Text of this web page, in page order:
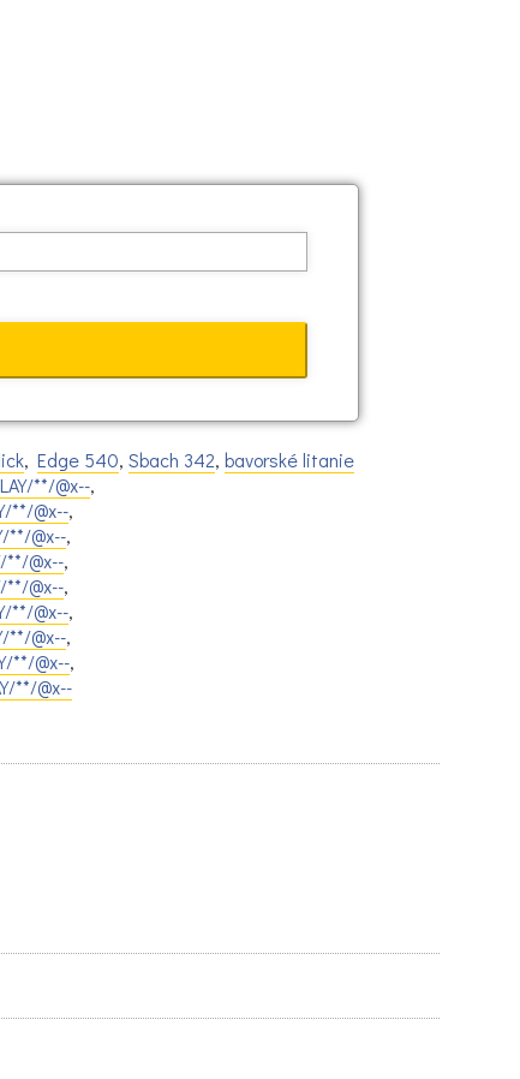
, Edge 540, Sbach 342, bavorské litanie
**/@x--,
**/@x--,
**/@x--,
**/@x--,
**/@x--,
**/@x--,
**/@x--,
**/@x--,
**/@x--